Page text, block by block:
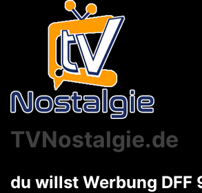
TVNostalgie.de
du willst Werbung DFF